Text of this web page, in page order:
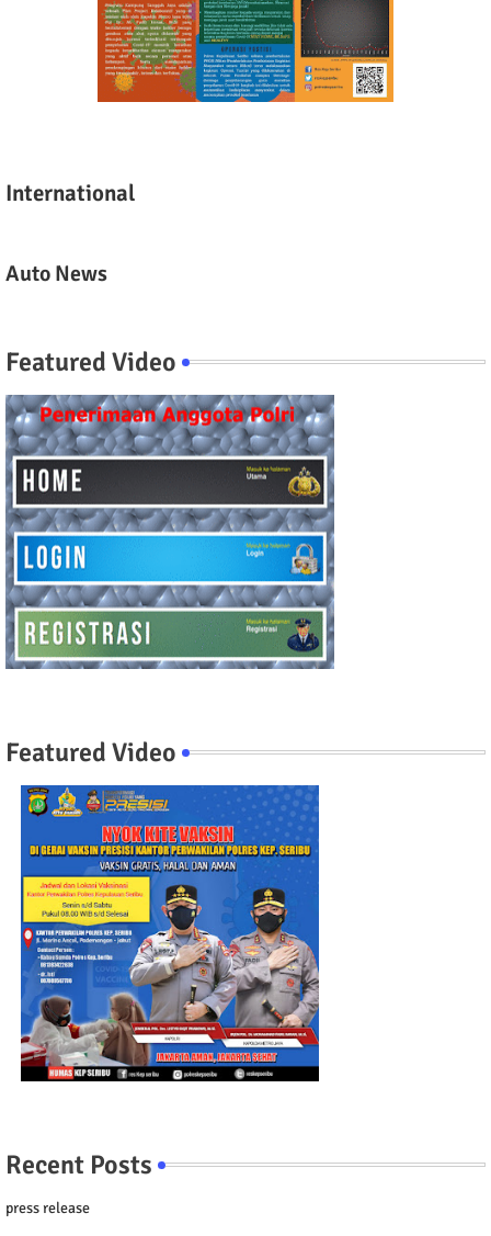
International
Auto News
Featured Video
Featured Video
Recent Posts
press release